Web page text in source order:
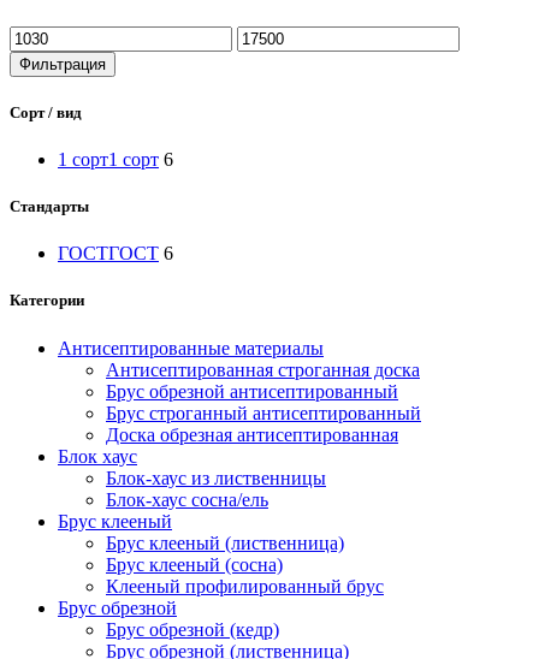
Минимальная
цена
Максимальная
цена
Фильтрация
Сорт / вид
1 сорт1 сорт 6
Стандарты
ГОСТГОСТ 6
Категории
Антисептированные материалы
Антисептированная строганная доска
Брус обрезной антисептированный
Брус строганный антисептированный
Доска обрезная антисептированная
Блок хаус
Блок-хаус из лиственницы
Блок-хаус сосна/ель
Брус клееный
Брус клееный (лиственница)
Брус клееный (сосна)
Клееный профилированный брус
Брус обрезной
Брус обрезной (кедр)
Брус обрезной (лиственница)